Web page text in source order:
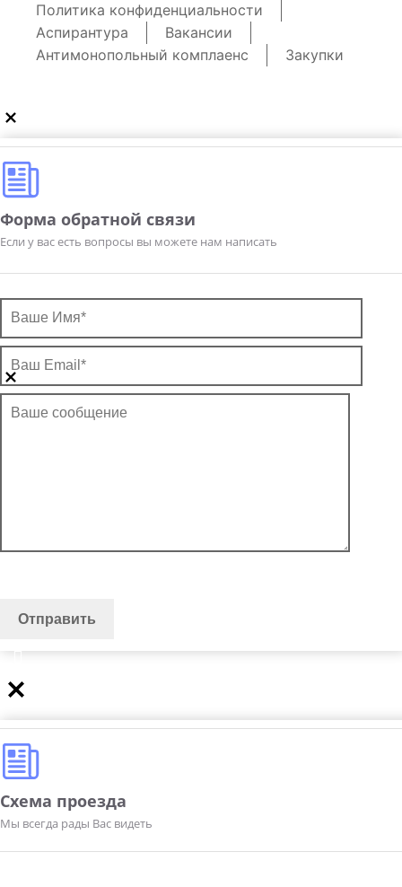
Политика конфиденциальности
Аспирантура
Вакансии
Антимонопольный комплаенс
Закупки
Форма обратной связи
Если у вас есть вопросы вы можете нам написать
Схема проезда
Мы всегда рады Вас видеть